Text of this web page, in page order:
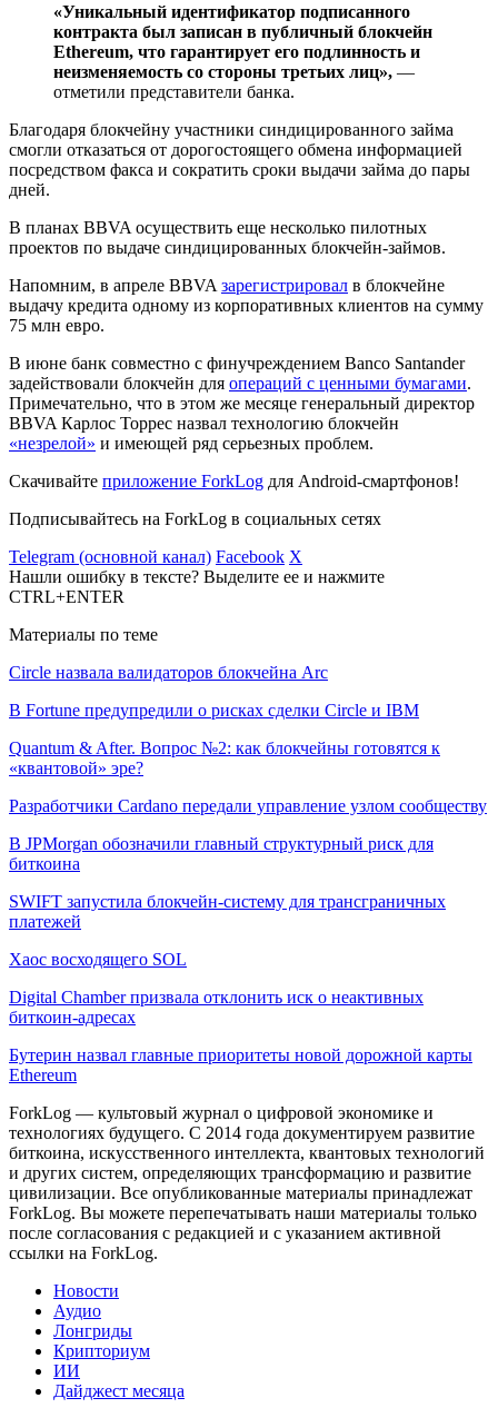
«Уникальный идентификатор подписанного
контракта был записан в публичный блокчейн
Ethereum, что гарантирует его подлинность и
неизменяемость со стороны третьих лиц», —
отметили представители банка.
Благодаря блокчейну участники синдицированного займа
смогли отказаться от дорогостоящего обмена информацией
посредством факса и сократить сроки выдачи займа до пары
дней.
В планах BBVA осуществить еще несколько пилотных
проектов по выдаче синдицированных блокчейн-займов.
Напомним, в апреле BBVA зарегистрировал в блокчейне
выдачу кредита одному из корпоративных клиентов на сумму
75 млн евро.
В июне банк совместно с финучреждением Banco Santander
задействовали блокчейн для операций с ценными бумагами.
Примечательно, что в этом же месяце генеральный директор
BBVA Карлос Торрес назвал технологию блокчейн
«незрелой» и имеющей ряд серьезных проблем.
Скачивайте приложение ForkLog для Android-смартфонов!
Подписывайтесь на ForkLog в социальных сетях
Telegram (основной канал) Facebook X
Нашли ошибку в тексте? Выделите ее и нажмите
CTRL+ENTER
Материалы по теме
Circle назвала валидаторов блокчейна Arc
В Fortune предупредили о рисках сделки Circle и IBM
Quantum & After. Вопрос №2: как блокчейны готовятся к
«квантовой» эре?
Разработчики Cardano передали управление узлом сообществу
В JPMorgan обозначили главный структурный риск для
биткоина
SWIFT запустила блокчейн-систему для трансграничных
платежей
Хаос восходящего SOL
Digital Chamber призвала отклонить иск о неактивных
биткоин-адресах
Бутерин назвал главные приоритеты новой дорожной карты
Ethereum
ForkLog — культовый журнал о цифровой экономике и
технологиях будущего. С 2014 года документируем развитие
биткоина, искусственного интеллекта, квантовых технологий
и других систем, определяющих трансформацию и развитие
цивилизации. Все опубликованные материалы принадлежат
ForkLog. Вы можете перепечатывать наши материалы только
после согласования с редакцией и с указанием активной
ссылки на ForkLog.
Новости
Аудио
Лонгриды
Крипториум
ИИ
Дайджест месяца